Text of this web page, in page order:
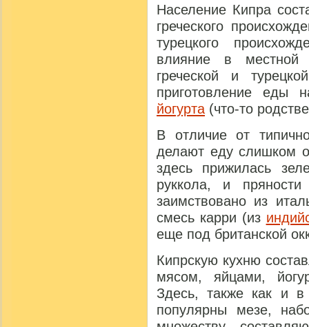
Население Кипра
греческого
турецкого
влияние в местной
греческой и
приготовление еды
йогурта (что-то
В отличие от
делают еду слишком
здесь прижилась
руккола, и
заимствовано из
смесь карри (из
еще под британской
Кипрскую кухню
мясом, яйцами,
Здесь, также как и в
популярны мезе,